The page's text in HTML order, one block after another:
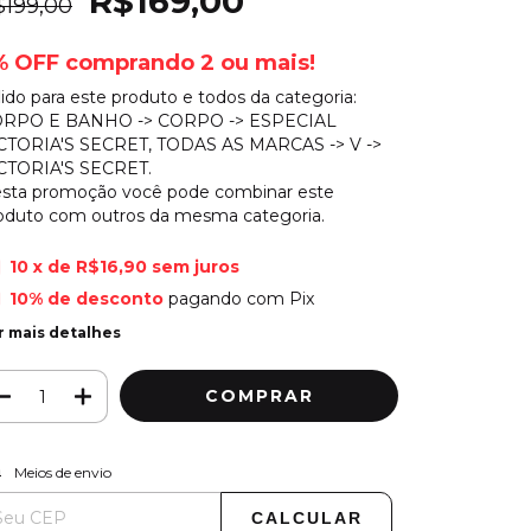
OFF comprando 2 ou mais!
para este produto e todos da categoria:
E BANHO -> CORPO -> ESPECIAL
SECRET, TODAS AS MARCAS -> V ->
SECRET.
promoção você pode combinar este
com outros da mesma categoria.
10 x de R$16,90 sem juros
10% de descontopagando com Pix
mais detalhes
para o CEP:
Meios de envio
CALCULAR